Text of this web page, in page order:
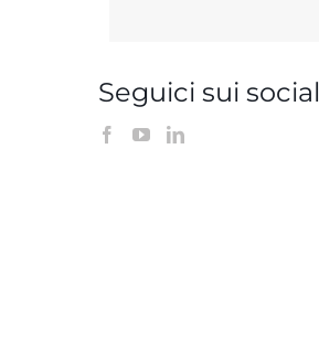
Seguici sui social